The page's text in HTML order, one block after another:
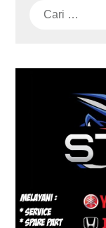
Cari